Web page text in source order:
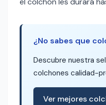
¿No sabes que
Descubre nuestra
colchones calidad-
Ver mejores